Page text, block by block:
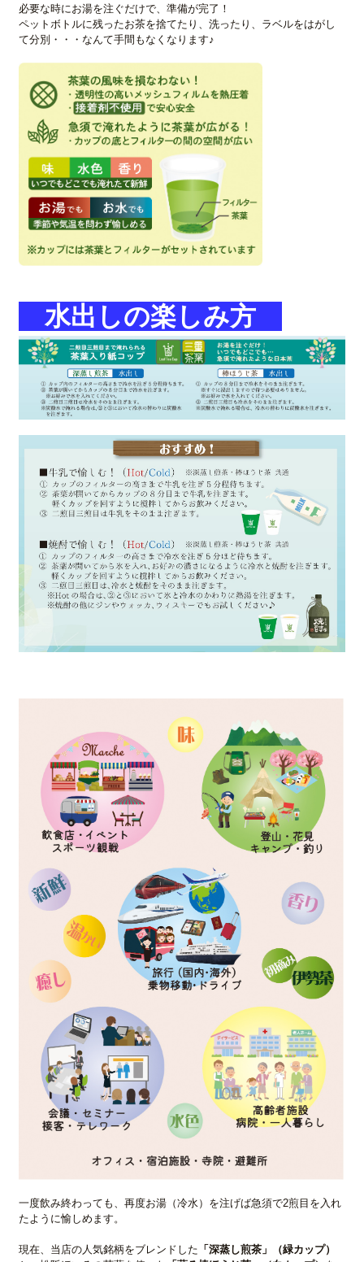
必要な時にお湯を注ぐだけで、準備が完了！
ペットボトルに残ったお茶を捨てたり、洗ったり、ラベルをはがし
て分別・・・なんて手間もなくなります♪
水出しの楽しみ方
一度飲み終わっても、再度お湯（冷水）を注げば急須で2煎目を入れ
たように愉しめます。
現在、当店の人気銘柄をブレンドした 「深蒸し煎茶」（緑カップ）